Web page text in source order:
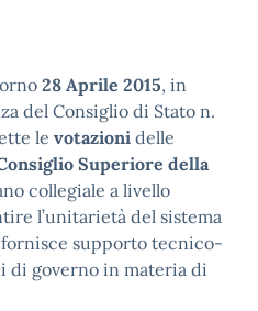
28 Aprile 2015, in
del Consiglio di Stato n.
le votazioni delle
Superiore della
collegiale a livello
l’unitarietà del sistema
supporto tecnico-
di governo in materia di